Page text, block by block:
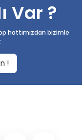
Var ?
hattımızdan bizimle
!